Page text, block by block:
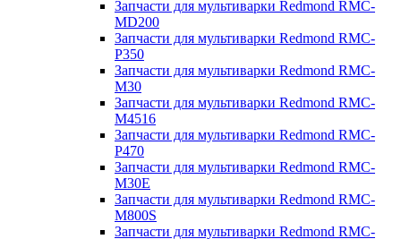
Запчасти для мультиварки Redmond RMC-
MD200
Запчасти для мультиварки Redmond RMC-
P350
Запчасти для мультиварки Redmond RMC-
M30
Запчасти для мультиварки Redmond RMC-
M4516
Запчасти для мультиварки Redmond RMC-
P470
Запчасти для мультиварки Redmond RMC-
M30E
Запчасти для мультиварки Redmond RMC-
M800S
Запчасти для мультиварки Redmond RMC-